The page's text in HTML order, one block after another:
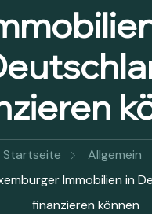
Startseite
Allgemein
Immobilien in
finanzieren können